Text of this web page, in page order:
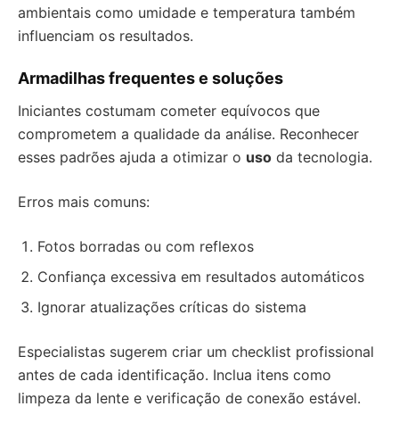
ambientais como umidade e temperatura também
influenciam os resultados.
Armadilhas frequentes e soluções
Iniciantes costumam cometer equívocos que
comprometem a qualidade da análise. Reconhecer
esses padrões ajuda a otimizar o uso da tecnologia.
Erros mais comuns:
Fotos borradas ou com reflexos
Confiança excessiva em resultados automáticos
Ignorar atualizações críticas do sistema
Especialistas sugerem criar um checklist profissional
antes de cada identificação. Inclua itens como
limpeza da lente e verificação de conexão estável.